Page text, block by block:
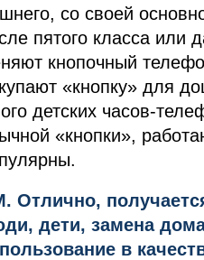
со своей
пятого класса или
кнопочный
«кнопку» для
детских часов-
«кнопки»,
Отлично,
дети, замена
в